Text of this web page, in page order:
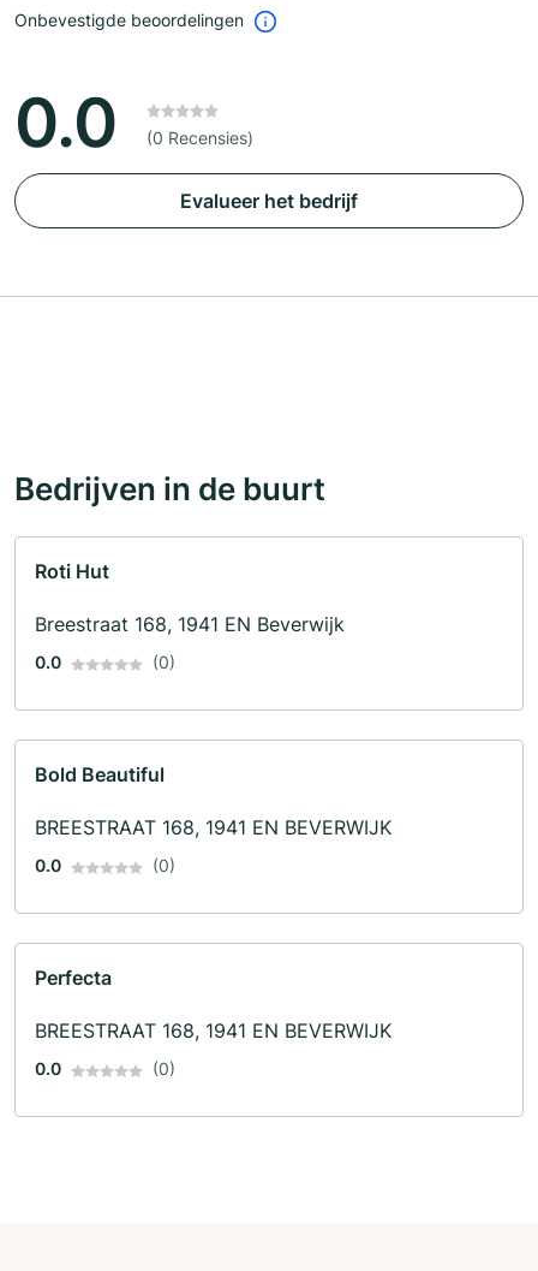
Onbevestigde beoordelingen
0.0 (0 Recensies)
Evalueer het bedrijf
Bedrijven in de buurt
Roti Hut
Breestraat 168, 1941 EN Beverwijk
0.0 (0)
Bold Beautiful
BREESTRAAT 168, 1941 EN BEVERWIJK
0.0 (0)
Perfecta
BREESTRAAT 168, 1941 EN BEVERWIJK
0.0 (0)